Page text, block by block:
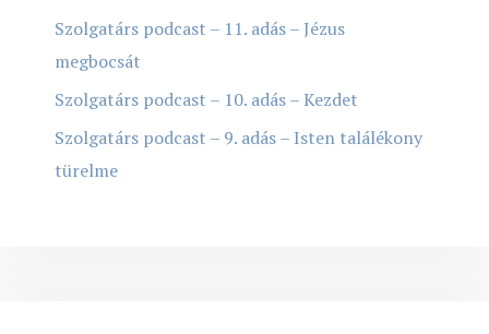
Szolgatárs podcast – 11. adás – Jézus
megbocsát
Szolgatárs podcast – 10. adás – Kezdet
Szolgatárs podcast – 9. adás – Isten találékony
türelme